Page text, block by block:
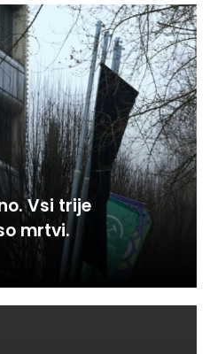
Vsi trije
mrtvi.